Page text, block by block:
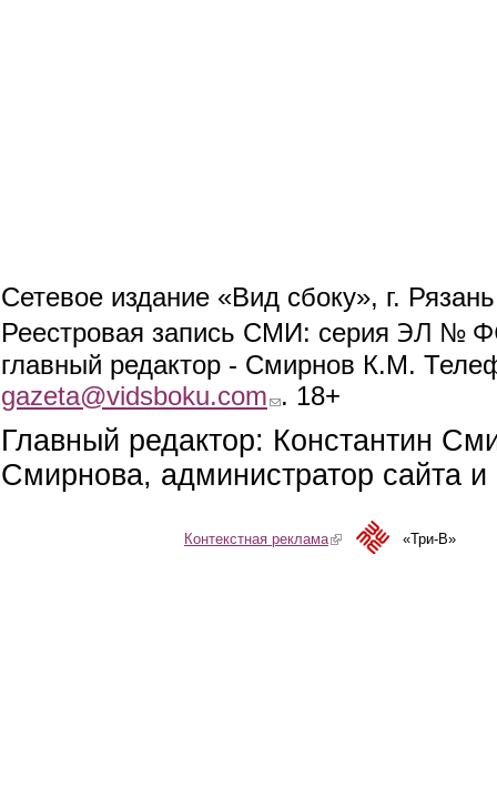
Сетевое издание «Вид сбоку», г.
Реестровая запись СМИ: серия ЭЛ №
главный редактор - Смирнов К.М.
gazeta@vidsboku.com (link sends e-mail)
. 18+
Главный редактор: Константин
Смирнова, администратор сайта
Контекстная реклама(link is external)«Три-В»